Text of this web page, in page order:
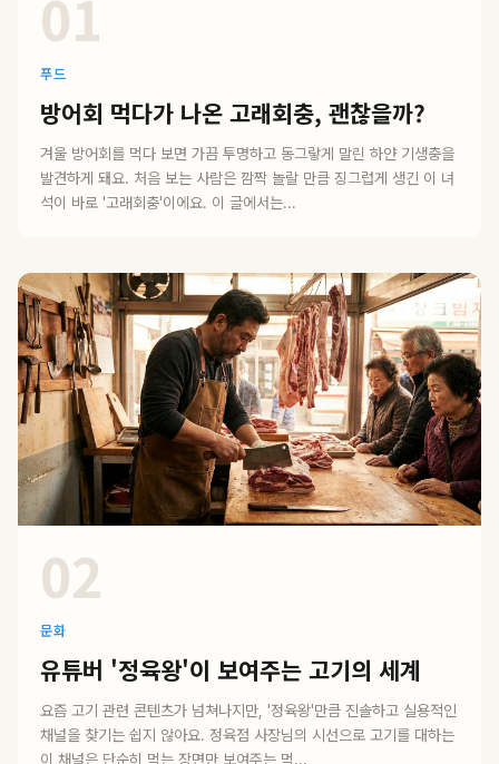
01
푸드
방어회 먹다가 나온 고래회충, 괜찮을까?
겨울 방어회를 먹다 보면 가끔 투명하고 동그랗게 말린 하얀 기생충을
발견하게 돼요. 처음 보는 사람은 깜짝 놀랄 만큼 징그럽게 생긴 이 녀
석이 바로 '고래회충'이에요. 이 글에서는...
02
문화
유튜버 '정육왕'이 보여주는 고기의 세계
요즘 고기 관련 콘텐츠가 넘쳐나지만, '정육왕'만큼 진솔하고 실용적인
채널을 찾기는 쉽지 않아요. 정육점 사장님의 시선으로 고기를 대하는
이 채널은 단순히 먹는 장면만 보여주는 먹...